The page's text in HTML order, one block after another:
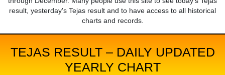
result, yesterday's Tejas result and to have access to all historical
charts and records.
TEJAS RESULT – DAILY UPDATED
YEARLY CHART